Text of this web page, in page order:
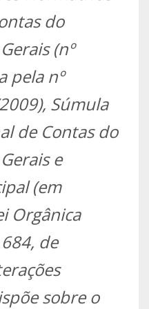
do
(nº
pela nº
Súmula
de Contas do
e
(em
Orgânica
de
sobre o